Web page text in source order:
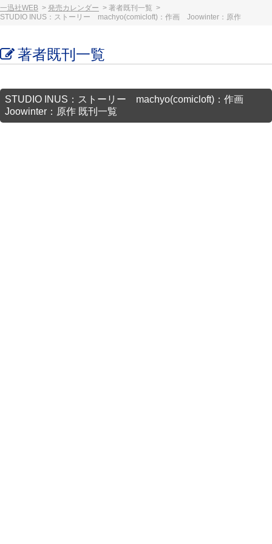
一迅社WEB 発売カレンダー
著者既刊一覧
STUDIO INUS：ストーリー machyo(comicloft)：作画 Joowinter：原作
著者既刊一覧
STUDIO INUS：ストーリー machyo(comicloft)：作画
Joowinter：原作 既刊一覧